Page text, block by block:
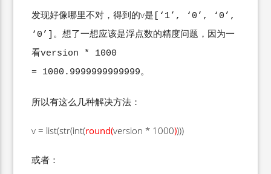
发现好像哪里不对，得到的v是 [‘1’, ‘0’, ‘0’,
‘0’] 。想了一想应该是浮点数的精度问题，因为一
看version * 1000
= 1000.9999999999999。
所以有这么几种解决方法：
v = list(str(int(round(version * 1000))))
或者：